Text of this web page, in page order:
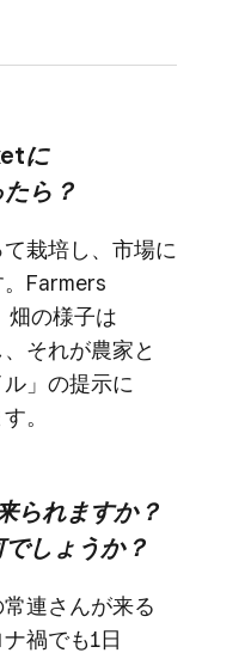
に​
ら？
栽培し、​市場に​
​Farmers
畑の​様子は​
それが​農家と​
」の​提示に​
。
られますか？​
しょうか？
連さんが​来る​
禍でも​1日​